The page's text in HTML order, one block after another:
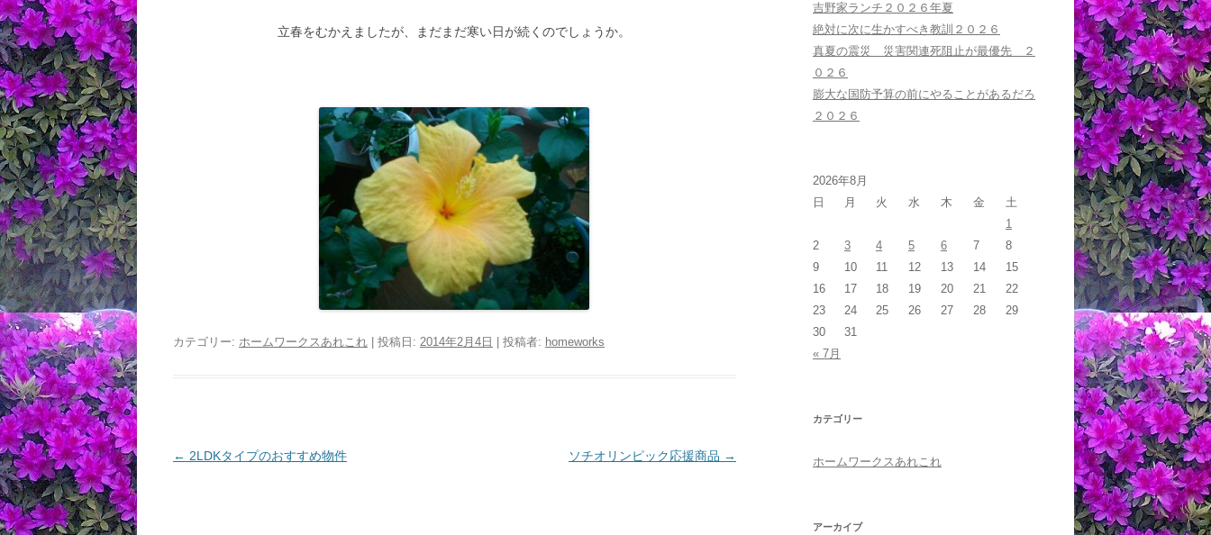
立春をむかえましたが、まだまだ寒い日が続くのでしょうか。
カテゴリー: ホームワークスあれこれ | 投稿日: 2014年2月4日 投稿者: homeworks
投
← 2LDKタイプのおすすめ物件 ソチオリンピック応援商品 →
吉野家ランチ２０２６年夏
絶対に次に生かすべき教訓２０２６
真夏の震災 災害関連死阻止が最優先 ２
０２６
膨大な国防予算の前にやることがあるだろ
２０２６
2026年8月
日
月 火 水 木 金
土
1
2
3 4 5 6 7
8
9
10 11 12 13 14
15
16
17 18 19 20 21
22
23
24 25 26 27 28
29
30
31
« 7月
カテゴリー
ホームワークスあれこれ
アーカイブ